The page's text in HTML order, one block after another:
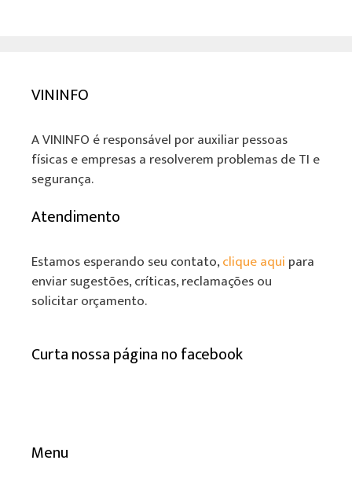
VININFO
A VININFO é responsável por auxiliar pessoas
físicas e empresas a resolverem problemas de TI e
segurança.
Atendimento
Estamos esperando seu contato,clique aqui para
enviar sugestões, críticas, reclamações ou
solicitar orçamento.
Curta nossa página no facebook
Menu